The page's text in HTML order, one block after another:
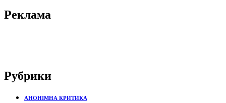
Реклама
Рубрики
АНОНІМНА КРИТИКА